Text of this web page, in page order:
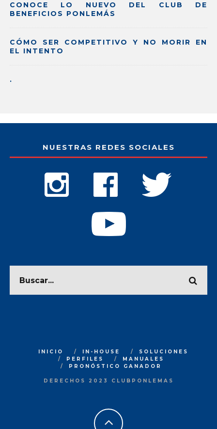
CONOCE LO NUEVO DEL CLUB DE
BENEFICIOS PONLEMÁS
CÓMO SER COMPETITIVO Y NO MORIR EN
EL INTENTO
.
NUESTRAS REDES SOCIALES
INICIO IN-HOUSE
SOLUCIONES
PERFILES
MANUALES
PRONÓSTICO GANADOR
DERECHOS 2023 CLUBPONLEMAS